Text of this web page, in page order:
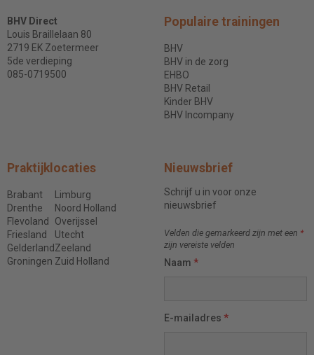
BHV Direct
Louis Braillelaan 80
2719 EK Zoetermeer
5de verdieping
085-0719500
Populaire trainingen
BHV
BHV in de zorg
EHBO
BHV Retail
Kinder BHV
BHV Incompany
Praktijklocaties
Brabant
Drenthe
Flevoland
Friesland
Gelderland
Groningen
Limburg
Noord Holland
Overijssel
Utecht
Zeeland
Zuid Holland
Nieuwsbrief
Schrijf u in voor onze
nieuwsbrief
Velden die gemarkeerd zijn met een *
zijn vereiste velden
Naam *
E-mailadres *